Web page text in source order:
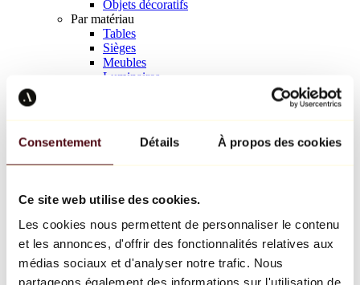
Consentement Détails À propos des cookies
Ce site web utilise des cookies.
Les cookies nous permettent de personnaliser le contenu
et les annonces, d'offrir des fonctionnalités relatives aux
médias sociaux et d'analyser notre trafic. Nous
partageons également des informations sur l'utilisation de
Objets décoratifs
Par matériau
Tables
Sièges
Meubles
Luminaires
Richard Orlinski
Keith Haring
Jeff Koons
Jean-Michel Basquiat
Tous les designers
Œuvre de la semaine